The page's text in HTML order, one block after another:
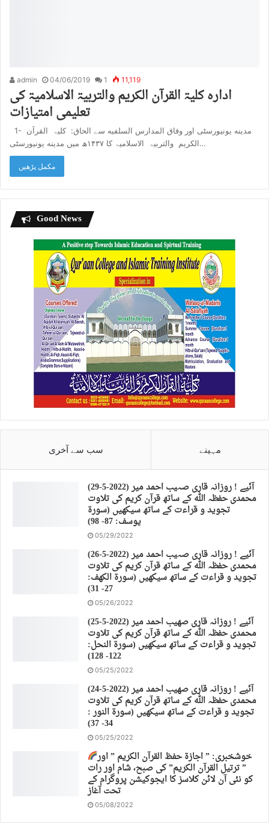
admin 04/06/2019 1 11,119
اداره کلیۃ القرآن الکریم والتربیۃ الاسلامیۃ کی
تعلیمی امتیازات
1- مدینه یونیورسٹی اور وفاق المدارس السلفیه سے الحاق: کلیۃ القرآن
الکریم والتربیۃ الاسلامیۃ کا ۱۴۳۷ھ میں مدینه یونیورسٹی…
مکمل پڑھیں
Good News
سب سے آخری مہینے
(29-5-2022) آئیے ! روزانہ قاری صہیب احمد میر
محمدی حفظہ اللہ کے ساتھ قرآن کریم کی تلاوت
تجوید و قراءت کے ساتھ سیکھیں (سورة
يوسف: 87- 98)
05/29/2022
(26-5-2022) آئیے ! روزانہ قاری صہیب احمد میر
محمدی حفظہ اللہ کے ساتھ قرآن کریم کی تلاوت
تجوید و قراءت کے ساتھ سیکھیں (سورة الكهف:
27- 31)
05/26/2022
(25-5-2022) آئیے ! روزانہ قاری صهیب احمد میر
محمدی حفظہ اللہ کے ساتھ قرآن کریم کی تلاوت
تجوید و قراءت کے ساتھ سیکھیں (سورة النحل:
122- 128)
05/25/2022
(24-5-2022) آئیے ! روزانہ قاری صهیب احمد میر
محمدی حفظہ اللہ کے ساتھ قرآن کریم کی تلاوت
تجوید و قراءت کے ساتھ سیکھیں (سورة النور :
34- 37)
05/25/2022
خوشخبری: ” اجازة حفظ القرآن الكريم ” اور
” ترتیل القرآن الكريم” کی صبح، شام اور رات
کو نئی آن لائن کلاسز کا ایجوکیشن پروگرام کے
تحت آغاز
05/08/2022